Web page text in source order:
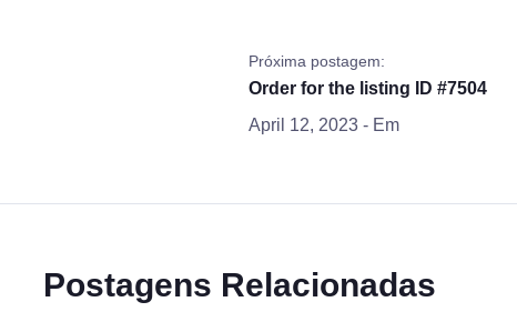
Próxima postagem:
Order for the listing ID #7504
April 12, 2023 - Em
Postagens Relacionadas